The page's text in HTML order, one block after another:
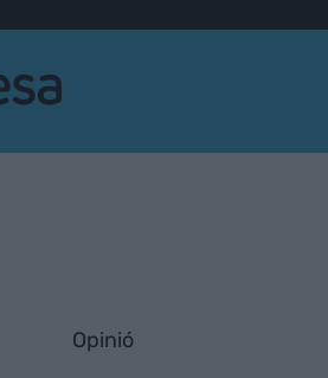
Opinió